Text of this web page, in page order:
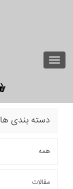
Toggle
navigation
دسته بندی ها
همه
مقالات